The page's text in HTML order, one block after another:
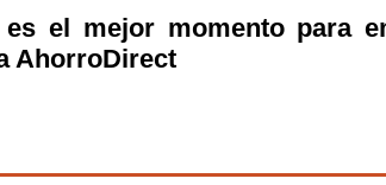
el mejor momento para
AhorroDirect